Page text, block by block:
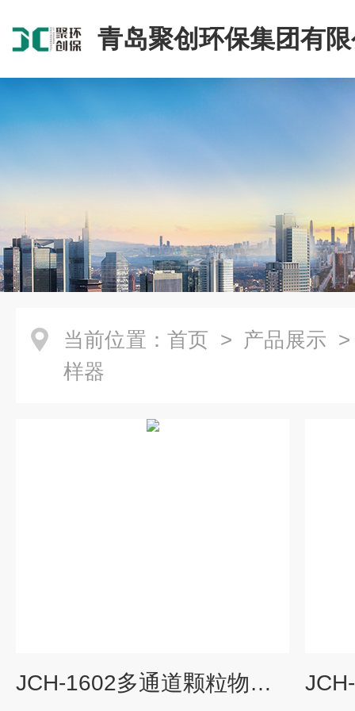
青岛聚创环保集团有
当前位置： 首页 > 产品展示
样器
JCH-1602多通道颗粒物采样器